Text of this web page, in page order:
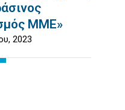
ΜΜΕ»
2023